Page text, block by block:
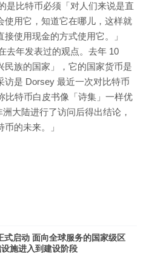
是比特币必须「对人们来说是直
使用它，知道它在哪儿，这样就
使用现金的方式使用它。」
去年发表过的观点。去年 10
民族的国家」，它的国家货币是
访是 Dorsey 最近一次对比特币
比特币白皮书像「诗集」一样优
大陆进行了访问后得出结论，
币的未来。」
式启动 面向全球服务的国家级区
施进入到建设阶段